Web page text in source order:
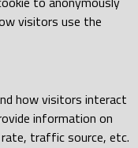
visitors use the
how visitors interact
information on
traffic source, etc.